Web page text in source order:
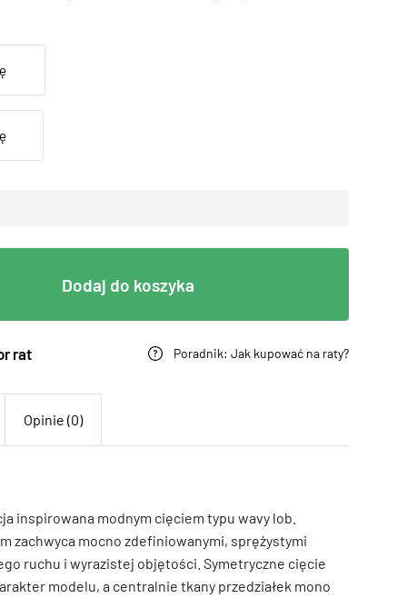
Dodaj do koszyka
rat Poradnik: Jak kupować na raty?
Opinie (0)
inspirowana modnym cięciem typu wavy lob.
zachwyca mocno zdefiniowanymi, sprężystymi
ruchu i wyrazistej objętości. Symetryczne cięcie
modelu, a centralnie tkany przedziałek mono